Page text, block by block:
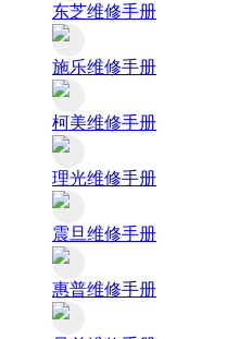
东芝维修手册
施乐维修手册
柯美维修手册
理光维修手册
震旦维修手册
惠普维修手册